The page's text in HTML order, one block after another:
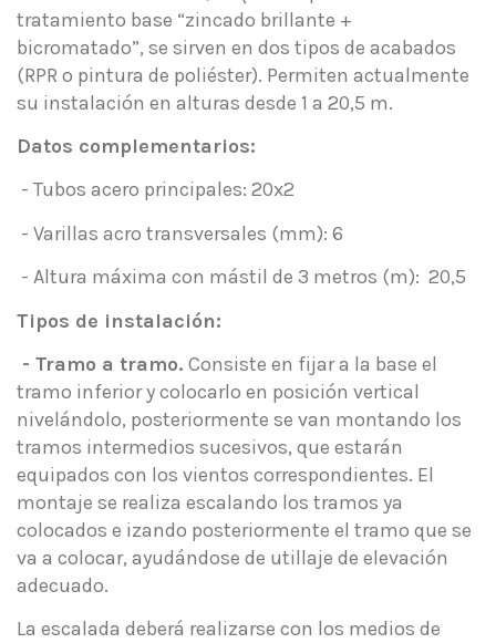
tratamiento base “zincado brillante +
bicromatado”, se sirven en dos tipos de acabados
(RPR o pintura de poliéster). Permiten actualmente
su instalación en alturas desde 1 a 20,5 m.
Datos complementarios:
- Tubos acero principales: 20x2
- Varillas acro transversales (mm): 6
- Altura máxima con mástil de 3 metros (m): 20,5
Tipos de instalación:
- Tramo a tramo. Consiste en fijar a la base el
tramo inferior y colocarlo en posición vertical
nivelándolo, posteriormente se van montando los
tramos intermedios sucesivos, que estarán
equipados con los vientos correspondientes. El
montaje se realiza escalando los tramos ya
colocados e izando posteriormente el tramo que se
va a colocar, ayudándose de utillaje de elevación
adecuado.
La escalada deberá realizarse con los medios de